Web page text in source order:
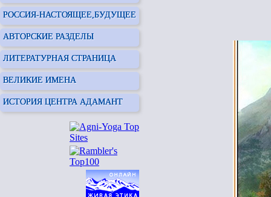
РОССИЯ-НАСТОЯЩЕЕ,БУДУЩЕЕ
АВТОРСКИЕ РАЗДЕЛЫ
ЛИТЕРАТУРНАЯ СТРАНИЦА
ВЕЛИКИЕ ИМЕНА
ИСТОРИЯ ЦЕНТРА АДАМАНТ